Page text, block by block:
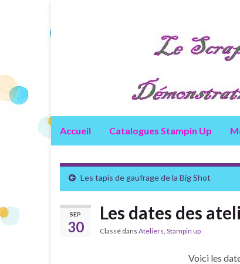
Accueil Catalogues Stampin Up
Les tapis de gaufrage de la Big Shot
SEP
30
Les dates des
Classé dans Ateliers, Stampin up
Voici les